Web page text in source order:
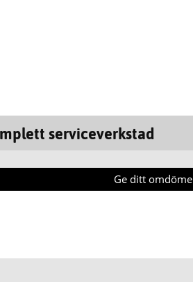
serviceverkstad
Ge ditt omdöme